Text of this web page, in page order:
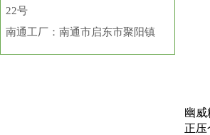
幽
正
22号
南通工厂：南通市启东市聚阳镇